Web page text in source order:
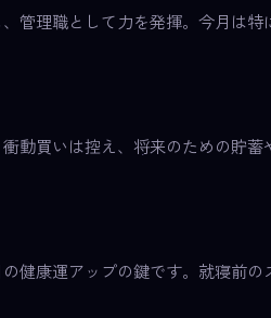
管理職として力を発揮。今月は
動買いは控え、将来のための貯蓄
健康運アップの鍵です。就寝前